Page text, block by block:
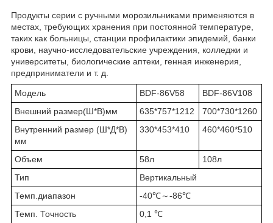
Продукты серии с ручными морозильниками применяются в
местах, требующих хранения при постоянной температуре,
таких как больницы, станции профилактики эпидемий, банки
крови, научно-исследовательские учреждения, колледжи и
университеты, биологические аптеки, генная инженерия,
предприниматели и т. д.
Модель BDF-86V58
BDF-86V108
Внешний размер(Ш*В)мм
635*757*1212
700*730*1260
Внутренний размер (Ш*Д*В)
мм
330*453*410 460*460*510
Объем 58л
108л
Тип
Вертикальный
Темп.диапазон
-40℃～-86℃
Темп. Точность
0,1 ℃